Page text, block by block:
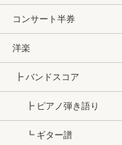
コンサート半券
洋楽
┣ バンドスコア
┣ ピアノ弾き語り
┗ ギター譜